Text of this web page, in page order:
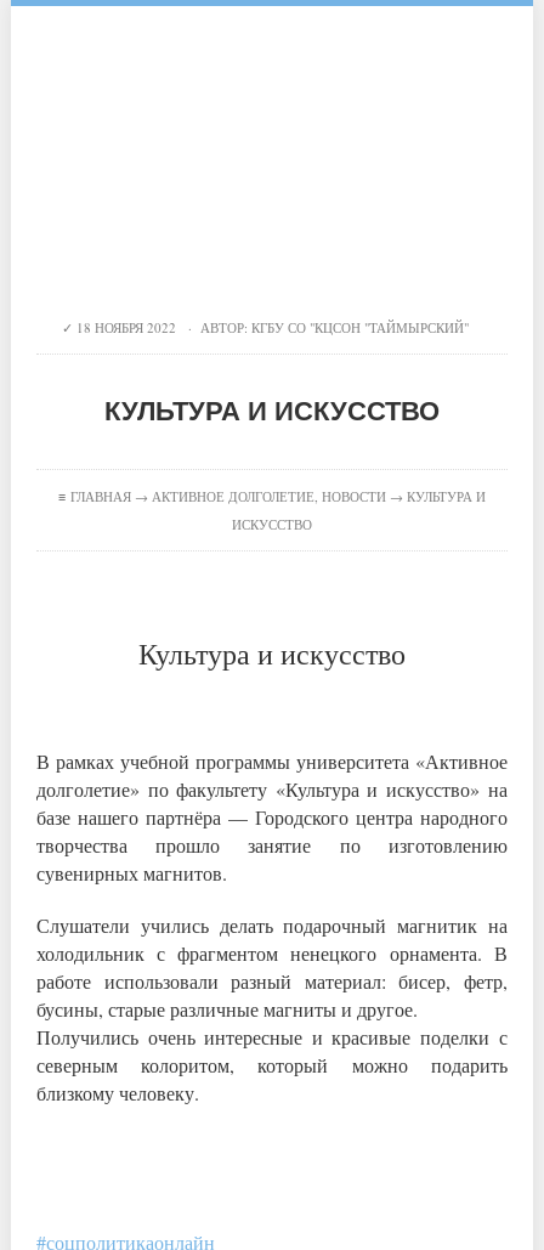
18 НОЯБРЯ 2022 · АВТОР: КГБУ СО "КЦСОН "ТАЙМЫРСКИЙ"
КУЛЬТУРА И ИСКУССТВО
≡ ГЛАВНАЯ→ АКТИВНОЕ ДОЛГОЛЕТИЕ, НОВОСТИ→ КУЛЬТУРА И
ИСКУССТВО
Культура и искусство
В рамках учебной программы университета «Активное
долголетие» по факультету «Культура и искусство» на
базе нашего партнёра — Городского центра народного
творчества прошло занятие по изготовлению
сувенирных магнитов.
Слушатели учились делать подарочный магнитик на
холодильник с фрагментом ненецкого орнамента. В
работе использовали разный материал: бисер, фетр,
бусины, старые различные магниты и другое.
Получились очень интересные и красивые поделки с
северным колоритом, который можно подарить
близкому человеку.
#соцполитикаонлайн